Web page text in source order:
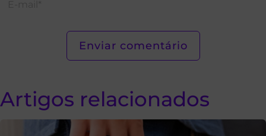
Artigos relacionados